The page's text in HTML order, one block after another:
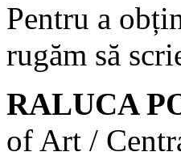
Pentru a
rugăm să
RALUCA
of Art /